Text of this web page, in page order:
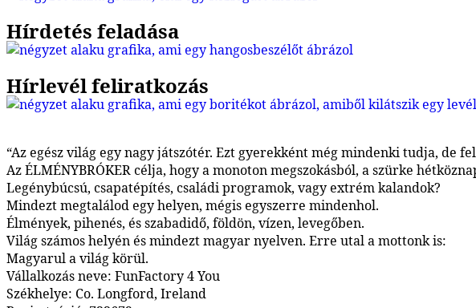
Hírdetés feladása
Hírlevél feliratkozás
“Az egész világ egy nagy játszótér. Ezt gyerekként még mindenki tudja, de
Az ÉLMÉNYBRÓKER célja, hogy a monoton megszokásból, a szürke
Legénybúcsú, csapatépítés, családi programok, vagy extrém kalandok?
Mindezt megtalálod egy helyen, mégis egyszerre mindenhol.
Élmények, pihenés, és szabadidő, földön, vízen, levegőben.
Világ számos helyén és mindezt magyar nyelven. Erre utal a mottonk is:
Magyarul a világ körül.
Vállalkozás neve: FunFactory 4 You
Székhelye: Co. Longford, Ireland